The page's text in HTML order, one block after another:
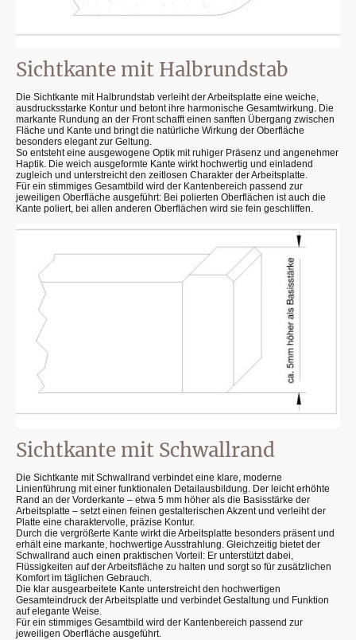
Sichtkante mit Halbrundstab
Die Sichtkante mit Halbrundstab verleiht der Arbeitsplatte eine weiche,
ausdrucksstarke Kontur und betont ihre harmonische Gesamtwirkung. Die
markante Rundung an der Front schafft einen sanften Übergang zwischen
Fläche und Kante und bringt die natürliche Wirkung der Oberfläche
besonders elegant zur Geltung.
So entsteht eine ausgewogene Optik mit ruhiger Präsenz und angenehmer
Haptik. Die weich ausgeformte Kante wirkt hochwertig und einladend
zugleich und unterstreicht den zeitlosen Charakter der Arbeitsplatte.
Für ein stimmiges Gesamtbild wird der Kantenbereich passend zur
jeweiligen Oberfläche ausgeführt: Bei polierten Oberflächen ist auch die
Kante poliert, bei allen anderen Oberflächen wird sie fein geschliffen.
Sichtkante mit Schwallrand
Die Sichtkante mit Schwallrand verbindet eine klare, moderne
Linienführung mit einer funktionalen Detailausbildung. Der leicht erhöhte
Rand an der Vorderkante – etwa 5 mm höher als die Basisstärke der
Arbeitsplatte – setzt einen feinen gestalterischen Akzent und verleiht der
Platte eine charaktervolle, präzise Kontur.
Durch die vergrößerte Kante wirkt die Arbeitsplatte besonders präsent und
erhält eine markante, hochwertige Ausstrahlung. Gleichzeitig bietet der
Schwallrand auch einen praktischen Vorteil: Er unterstützt dabei,
Flüssigkeiten auf der Arbeitsfläche zu halten und sorgt so für zusätzlichen
Komfort im täglichen Gebrauch.
Die klar ausgearbeitete Kante unterstreicht den hochwertigen
Gesamteindruck der Arbeitsplatte und verbindet Gestaltung und Funktion
auf elegante Weise.
Für ein stimmiges Gesamtbild wird der Kantenbereich passend zur
jeweiligen Oberfläche ausgeführt.